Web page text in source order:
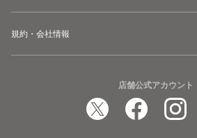
規約・会社情報
店舗公式アカウント